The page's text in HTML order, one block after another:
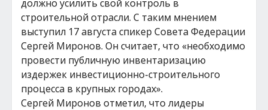
должно усилить свой контроль в
строительной отрасли. С таким мнением
выступил 17 августа спикер Совета Федерации
Сергей Миронов. Он считает, что «необходимо
провести публичную инвентаризацию
издержек инвестиционно-строительного
процесса в крупных городах».
Сергей Миронов отметил, что лидеры